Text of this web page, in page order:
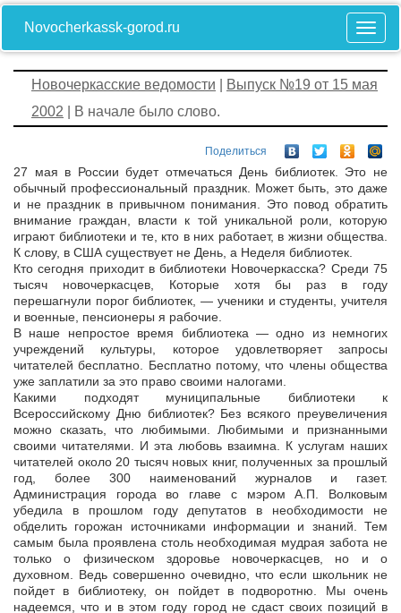
Novocherkassk-gorod.ru
Новочеркасские ведомости
Выпуск №19 от 15 мая
2002 | В начале было слово.
Поделиться
27 мая в России будет отмечаться День библиотек. Это не
обычный профессиональный праздник. Может быть, это даже
и не праздник в привычном понимания. Это повод обратить
внимание граждан, власти к той уникальной роли, которую
играют библиотеки и те, кто в них работает, в жизни общества.
К слову, в США существует не День, а Неделя библиотек.
Кто сегодня приходит в библиотеки Новочеркасска? Среди 75
тысяч новочеркасцев, Которые хотя бы раз в году
перешагнули порог библиотек, — ученики и студенты, учителя
и военные, пенсионеры я рабочие.
В наше непростое время библиотека — одно из немногих
учреждений культуры, которое удовлетворяет запросы
читателей бесплатно. Бесплатно потому, что члены общества
уже заплатили за это право своими налогами.
Какими подходят муниципальные библиотеки к
Всероссийскому Дню библиотек? Без всякого преувеличения
можно сказать, что любимыми. Любимыми и признанными
своими читателями. И эта любовь взаимна. К услугам наших
читателей около 20 тысяч новых книг, полученных за прошлый
год, более 300 наименований журналов и газет.
Администрация города во главе с мэром А.П. Волковым
убедила в прошлом году депутатов в необходимости не
обделить горожан источниками информации и знаний. Тем
самым была проявлена столь необходимая мудрая забота не
только о физическом здоровье новочеркасцев, но и о
духовном. Ведь совершенно очевидно, что если школьник не
пойдет в библиотеку, он пойдет в подворотню. Мы очень
надеемся, что и в этом году город не сдаст своих позиций в